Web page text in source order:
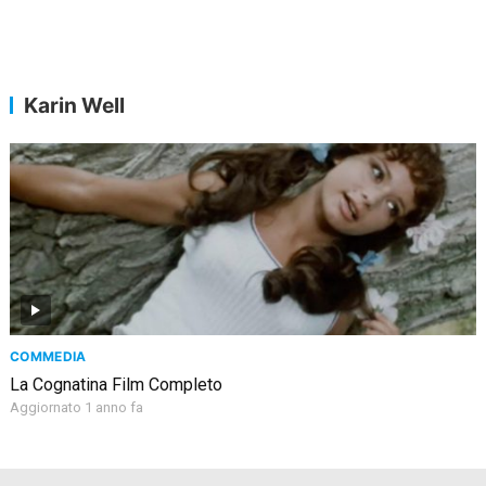
Karin Well
COMMEDIA
La Cognatina Film Completo
Aggiornato 1 anno fa